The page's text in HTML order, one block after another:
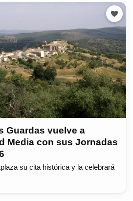
Guardas vuelve a
Media con sus Jornadas
su cita histórica y la celebrará